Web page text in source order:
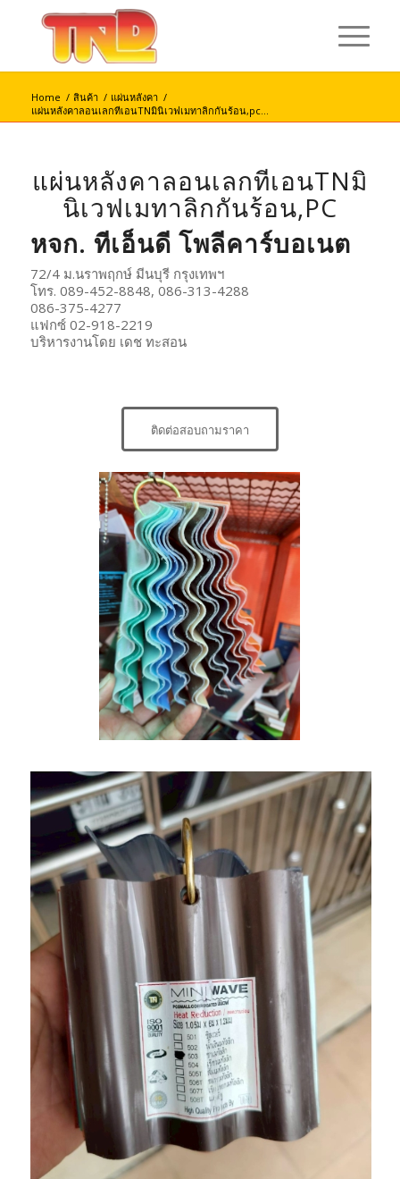
Home / สินค้า / แผ่นหลังคา /
แผ่นหลังคาลอนเลกทีเอนTNมินิเวฟเมทาลิกกันร้อน,pc...
แผ่นหลังคาลอนเลกทีเอนTNมิ
นิเวฟเมทาลิกกันร้อน,PC
หจก. ทีเอ็นดี โพลีคาร์บอเนต
72/4 ม.นราพฤกษ์ มีนบุรี กรุงเทพฯ
โทร. 089-452-8848, 086-313-4288
086-375-4277
แฟกซ์ 02-918-2219
บริหารงานโดย เดช ทะสอน
ติดต่อสอบถามราคา